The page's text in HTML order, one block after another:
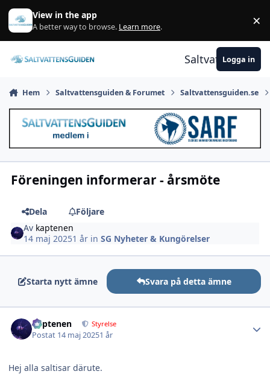
Gå till innehåll
View in the app
A better way to browse. Learn more. ×
Logga in
Hem Saltvattensguiden & Forumet Saltvattensguiden.se
Föreningen informerar - årsmöte
Dela
Följare
Av kaptenen
14 maj 20251 år inSG Nyheter & Kungörelser
Starta nytt ämne Svara på detta ämne
kaptenen Styrelse
Postat 14 maj 20251 år
Hej alla saltisar därute.